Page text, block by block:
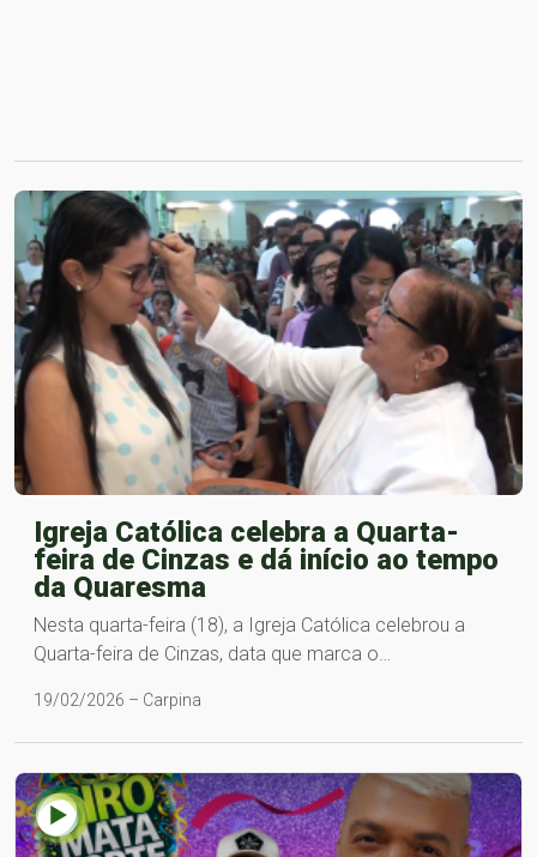
Igreja Católica celebra a Quarta-
feira de Cinzas e dá início ao tempo
da Quaresma
Nesta quarta-feira (18), a Igreja Católica celebrou a
Quarta-feira de Cinzas, data que marca o…
19/02/2026 – Carpina